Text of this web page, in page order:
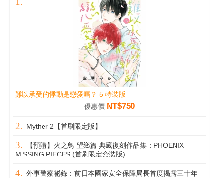
難以承受的悸動是戀愛嗎？ 5 特裝版
優惠價 NT$750
Myther 2【首刷限定版】
【預購】火之鳥 望鄉篇 典藏復刻作品集：PHOENIX
MISSING PIECES (首刷限定盒裝版)
外事警察祕錄：前日本國家安全保障局長首度揭露三十年